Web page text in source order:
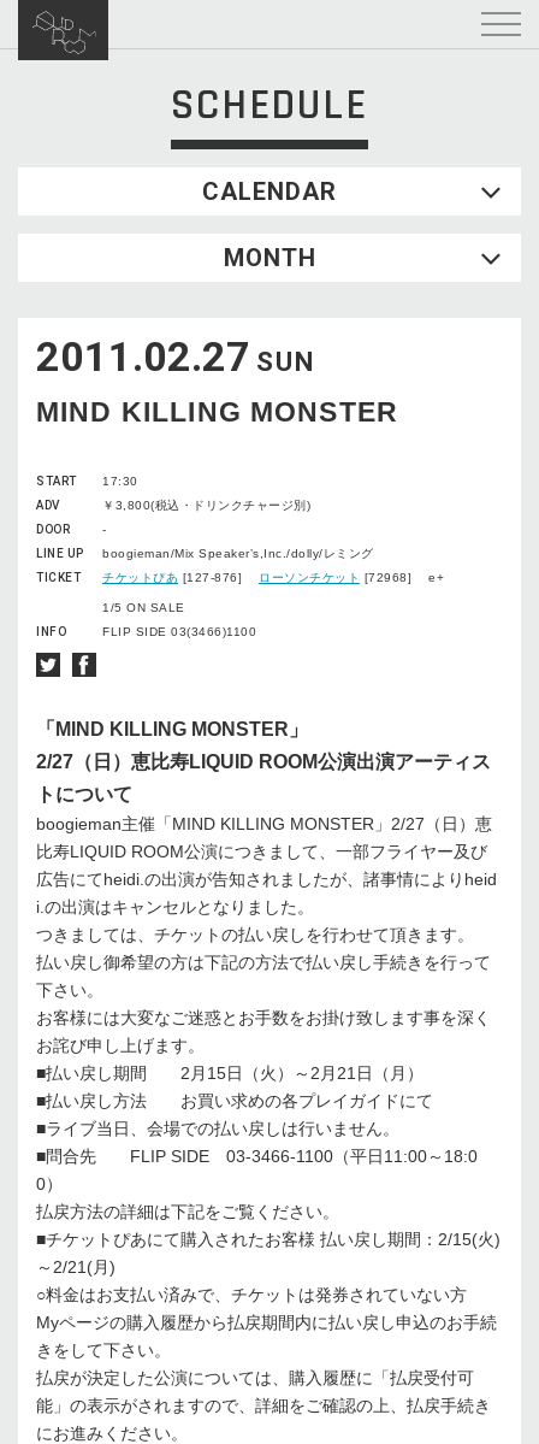
SCHEDULE
CALENDAR
WED
2
3 4 5
16
17 18 19 20 21
30
31
MONTH
2011.02.27 SUN
MIND KILLING MONSTER
START
17:30
ADV
￥3,800(税込・ドリンクチャージ別)
DOOR
-
LINE UP
boogieman/Mix Speaker’s,Inc./dolly/レミング
TICKET
チケットぴあ [127-876] ローソンチケット [72968] e+
1/5 ON SALE
INFO
FLIP SIDE 03(3466)1100
「MIND KILLING MONSTER」
2/27（日）恵比寿LIQUID ROOM公演出演アーティス
トについて
boogieman主催「MIND KILLING MONSTER」2/27（日）恵
比寿LIQUID ROOM公演につきまして、一部フライヤー及び
広告にてheidi.の出演が告知されましたが、諸事情によりheid
i.の出演はキャンセルとなりました。
つきましては、チケットの払い戻しを行わせて頂きます。
払い戻し御希望の方は下記の方法で払い戻し手続きを行って
下さい。
お客様には大変なご迷惑とお手数をお掛け致します事を深く
お詫び申し上げます。
■払い戻し期間 2月15日（火）～2月21日（月）
■払い戻し方法 お買い求めの各プレイガイドにて
■ライブ当日、会場での払い戻しは行いません。
■問合先 FLIP SIDE 03-3466-1100（平日11:00～18:0
0）
払戻方法の詳細は下記をご覧ください。
■チケットぴあにて購入されたお客様 払い戻し期間：2/15(火)
～2/21(月)
○料金はお支払い済みで、チケットは発券されていない方
Myページの購入履歴から払戻期間内に払い戻し申込のお手続
きをして下さい。
払戻が決定した公演については、購入履歴に「払戻受付可
能」の表示がされますので、詳細をご確認の上、払戻手続き
にお進みください。